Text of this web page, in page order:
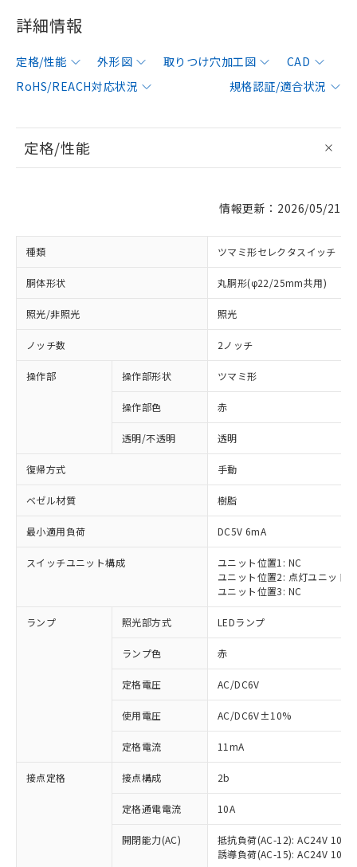
詳細情報
定格/性能 外形図 取りつけ穴加工図
CAD
RoHS/REACH対応状況
規格認証/適合状況
定格/性能
情報更新：2026/05/21
種類 ツマミ形セレクタスイッチ
胴体形状 丸胴形(φ22/25mm共用)
照光/非照光 照光
ノッチ数 2ノッチ
操作部 操作部形状 ツマミ形
操作部色 赤
透明/不透明 透明
復帰方式 手動
ベゼル材質 樹脂
最小適用負荷 DC5V 6mA
スイッチユニット構成
ユニット位置1: NC
ユニット位置2: 点灯ユニット
ユニット位置3: NC
ランプ 照光部方式 LEDランプ
ランプ色 赤
定格電圧 AC/DC6V
使用電圧 AC/DC6V±10%
定格電流 11mA
接点定格 接点構成 2b
定格通電電流 10A
開閉能力(AC)
抵抗負荷(AC-12): AC24V 10A/
誘導負荷(AC-15): AC24V
ご利用条件
以下の条件をお読みいただき、同意のうえ
ご利用ください。
本サービスは、当社制御機器事業取扱
商品の当社在庫状況および標準価格
(税抜)を提供させていただくもので
当社制御機器事業取扱商品の中には、
対応済み：EU RoHS指令（10物質）の
非含有に対応した製品が提供可能な商品で
対応予定：EU RoHS指令（10物質）の非含
有に対応した製品に切り替える予定のある
対応予定なし：EU RoHS指令（10物質）の
非含有に非対応の商品で、対応品を出す予
調査・確認中：EU RoHS指令（10物質）の
非含有の対応状況を調査中または確認中の
非該当品：ライセンス料など無形物で、有
害物質有無と関係のない商品です。
仕入先様の事情により、非含有部品として
「○」：最大均質材料含有率が中国RoHSの
基準値以下であることを示します。
「×」：最大均質材料含有率が中国RoHSの